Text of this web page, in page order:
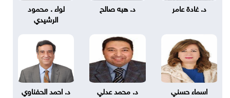
د. غادة عامر د. هبه صالح
لواء . محمود
الرشيدي
اسماء حسني د. محمد عدلي د. احمد الحفناوي